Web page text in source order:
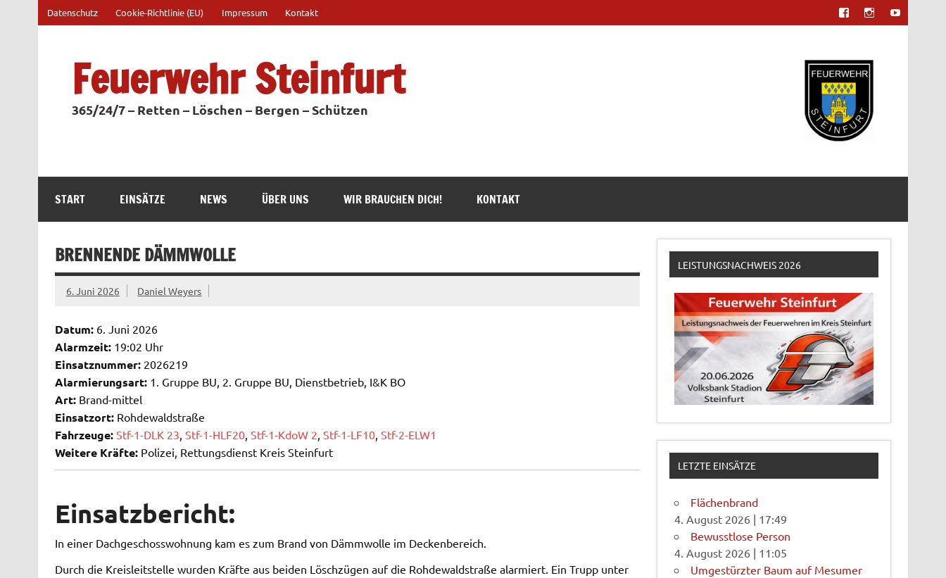
springen
Datenschutz Cookie-Richtlinie (EU) Impressum Kontakt
Feuerwehr Steinfurt
365/24/7 – Retten – Löschen – Bergen – Schützen
START EINSÄTZE NEWS ÜBER UNS WIR BRAUCHEN DICH! KONTAKT
BRENNENDE DÄMMWOLLE
6. Juni 2026 Daniel Weyers
Datum:6. Juni 2026
Alarmzeit:19:02 Uhr
Einsatznummer:2026219
Alarmierungsart:1. Gruppe BU, 2. Gruppe BU, Dienstbetrieb, I&K BO
Art:Brand-mittel
Einsatzort:Rohdewaldstraße
Fahrzeuge: Stf-1-DLK 23, Stf-1-HLF20, Stf-1-KdoW 2, Stf-1-LF10, Stf-2-ELW1
Weitere Kräfte:Polizei, Rettungsdienst Kreis Steinfurt
Einsatzbericht:
In einer Dachgeschosswohnung kam es zum Brand von Dämmwolle im Deckenbereich.
Durch die Kreisleitstelle wurden Kräfte aus beiden Löschzügen auf die Rohdewaldstraße alarmiert. Ein Trupp unter
LEISTUNGSNACHWEIS 2026
LETZTE EINSÄTZE
Flächenbrand
4. August 2026 | 17:49
Bewusstlose Person
4. August 2026 | 11:05
Umgestürzter Baum auf Mesumer